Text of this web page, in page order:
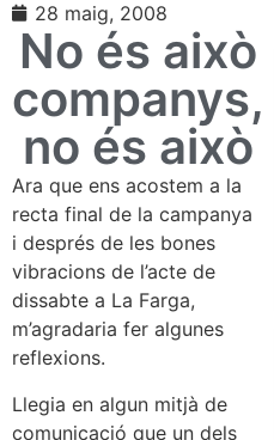
28 maig, 2008
No és això
companys,
no és això
Ara que ens acostem a la
recta final de la campanya
i després de les bones
vibracions de l’acte de
dissabte a La Farga,
m’agradaria fer algunes
reflexions.
Llegia en algun mitjà de
comunicació que un dels